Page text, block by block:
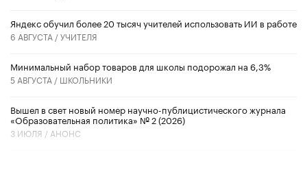
​Яндекс обучил более 20 тысяч учителей использовать ИИ в работе
6 АВГУСТА /УЧИТЕЛЯ
Минимальный набор товаров для школы подорожал на 6,3%
5 АВГУСТА / ШКОЛЬНИКИ
Вышел в свет новый номер научно-публицистического журнала
«Образовательная политика» № 2 (2026)
3 ИЮЛЯ / АНОНС